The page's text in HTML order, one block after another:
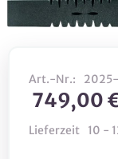
Art.-Nr.:
749,00
Lieferzeit 10 -